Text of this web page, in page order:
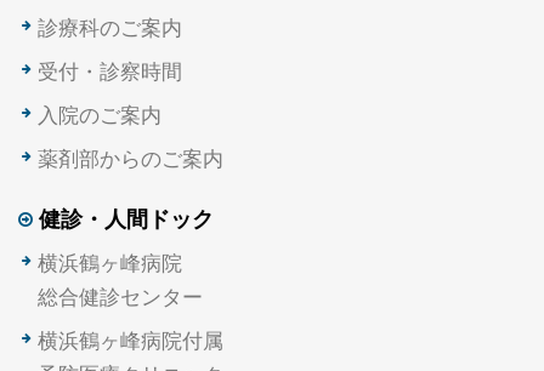
診療科のご案内
受付・診察時間
入院のご案内
薬剤部からのご案内
健診・人間ドック
横浜鶴ヶ峰病院
総合健診センター
横浜鶴ヶ峰病院付属